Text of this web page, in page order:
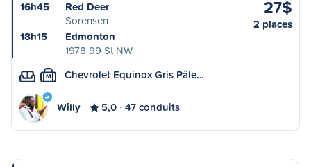
16h45
Red Deer
Sorensen
18h15
Edmonton
1978 99 St NW
27$
2 places
M Chevrolet Equinox Gris Pâle…
Willy 5,0 47 conduits